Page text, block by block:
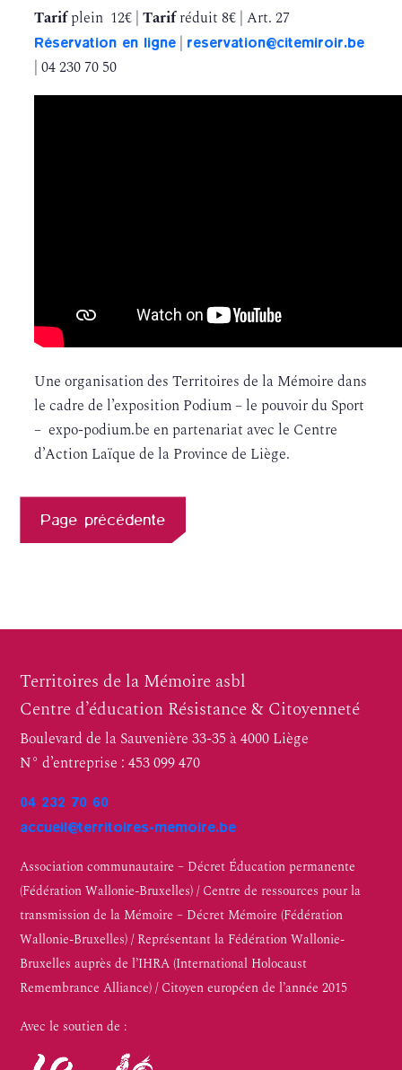
Tarif plein 12€ |Tarif réduit 8€ | Art. 27
Réservation en ligne
reservation@citemiroir.be
| 04 230 70 50
Une organisation des Territoires de la Mémoire dans
le cadre de l’exposition Podium – le pouvoir du Sport
– expo-podium.be en partenariat avec le Centre
d’Action Laïque de la Province de Liège.
Page précédente
Territoires de la Mémoire asbl
Centre d’éducation Résistance & Citoyenneté
Boulevard de la Sauvenière 33-35 à 4000 Liège
N° d’entreprise : 453 099 470
04 232 70 60
accueil@territoires-memoire.be
Association communautaire – Décret Éducation permanente
(Fédération Wallonie-Bruxelles) / Centre de ressources pour la
transmission de la Mémoire – Décret Mémoire (Fédération
Wallonie-Bruxelles) / Représentant la Fédération Wallonie-
Bruxelles auprès de l’IHRA (International Holocaust
Remembrance Alliance) / Citoyen européen de l’année 2015
Avec le soutien de :